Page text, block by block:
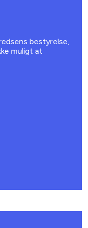
bestyrelse,
muligt at